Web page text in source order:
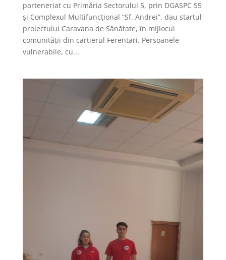
parteneriat cu Primăria Sectorului 5, prin DGASPC S5
și Complexul Multifuncțional “Sf. Andrei”, dau startul
proiectului Caravana de Sănătate, în mijlocul
comunității din cartierul Ferentari. Persoanele
vulnerabile, cu...